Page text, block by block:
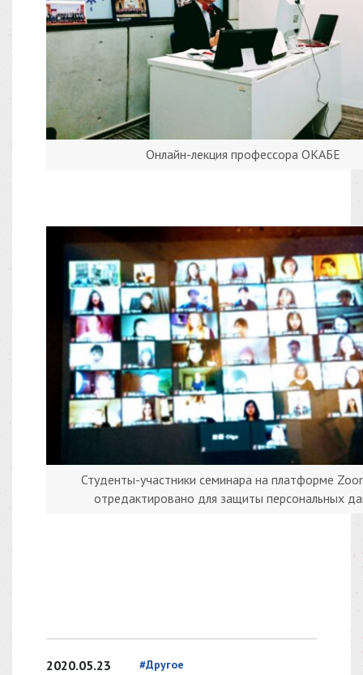
Онлайн-лекция профессора ОКАБЕ
Студенты-участники семинара на платформе
отредактировано для защиты персональных
2020.05.23 #Другое